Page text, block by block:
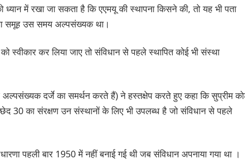
में रखा जा सकता है कि एएमयू की स्थापना किसने की, तो यह भी पता
समूह उस समय अल्पसंख्यक था।
स्वीकार कर लिया जाए तो संविधान से पहले स्थापित कोई भी संस्था
दर्जे का समर्थन करते हैं) ने हस्तक्षेप करते हुए कहा कि सुप्रीम
30 का संरक्षण उन संस्थानों के लिए भी उपलब्ध है जो संविधान से पहले
पहली बार 1950 में नहीं बनाई गई थी जब संविधान अपनाया गया था ।